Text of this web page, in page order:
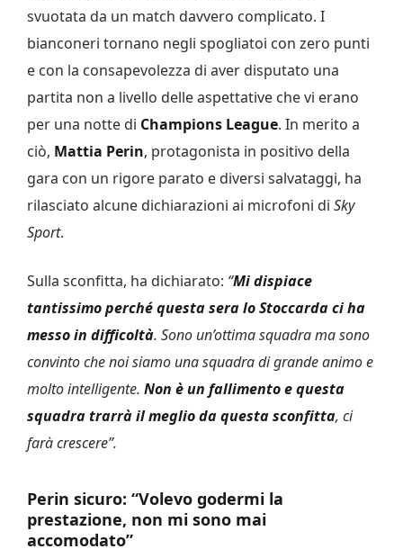
svuotata da un match davvero complicato. I
bianconeri tornano negli spogliatoi con zero punti
e con la consapevolezza di aver disputato una
partita non a livello delle aspettative che vi erano
per una notte di Champions League. In merito a
ciò, Mattia Perin, protagonista in positivo della
gara con un rigore parato e diversi salvataggi, ha
rilasciato alcune dichiarazioni ai microfoni di Sky
Sport.
Sulla sconfitta, ha dichiarato: “Mi dispiace
tantissimo perché questa sera lo Stoccarda ci ha
messo in difficoltà. Sono un’ottima squadra ma sono
convinto che noi siamo una squadra di grande animo e
molto intelligente. Non è un fallimento e questa
squadra trarrà il meglio da questa sconfitta, ci
farà crescere”.
Perin sicuro: “Volevo godermi la
prestazione, non mi sono mai
accomodato”